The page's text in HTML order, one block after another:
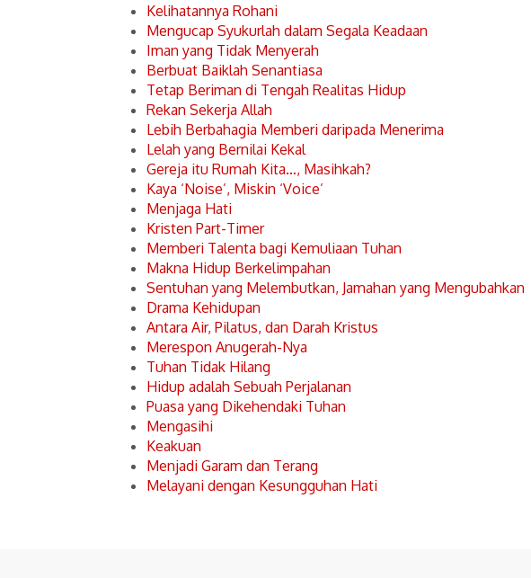
Kelihatannya Rohani
Mengucap Syukurlah dalam Segala Keadaan
Iman yang Tidak Menyerah
Berbuat Baiklah Senantiasa
Tetap Beriman di Tengah Realitas Hidup
Rekan Sekerja Allah
Lebih Berbahagia Memberi daripada Menerima
Lelah yang Bernilai Kekal
Gereja itu Rumah Kita…, Masihkah?
Kaya ‘Noise’, Miskin ‘Voice’
Menjaga Hati
Kristen Part-Timer
Memberi Talenta bagi Kemuliaan Tuhan
Makna Hidup Berkelimpahan
Sentuhan yang Melembutkan, Jamahan yang Mengubahkan
Drama Kehidupan
Antara Air, Pilatus, dan Darah Kristus
Merespon Anugerah-Nya
Tuhan Tidak Hilang
Hidup adalah Sebuah Perjalanan
Puasa yang Dikehendaki Tuhan
Mengasihi
Keakuan
Menjadi Garam dan Terang
Melayani dengan Kesungguhan Hati